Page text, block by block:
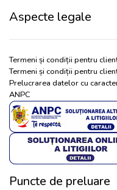
Aspecte legale
Termeni și condiții pentru
Termeni și condiții pentru
Prelucrarea datelor cu
ANPC
Puncte de preluare